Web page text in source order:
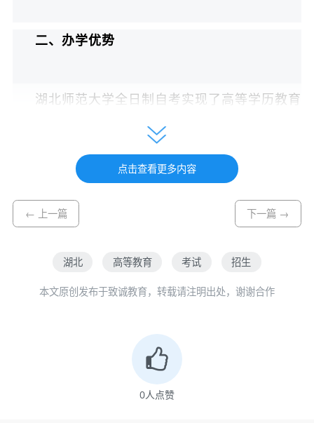
二、办学优势
湖北师范大学全日制自考实现了高等学历教育
高学生的理论知识和文化修养；另一方面结合企
事业单位实际用人要求开展职业技能教育，提升
教育与职业教育相结合，自主实习与顶岗或推荐
学生参加国家统一组织的高等教育自学考试，
完成学业且修满学分者，颁发由湖北省高等教育
教育自学考试本科（专科）毕业证书”；符合学位
授予条件的，由湖北师范大学授予相应学士学
点击查看更多内容
← 上一篇 下一篇 →
湖北 高等教育 考试 招生
本文原创发布于致诚教育，转载请注明出处，谢谢合作
0人点赞